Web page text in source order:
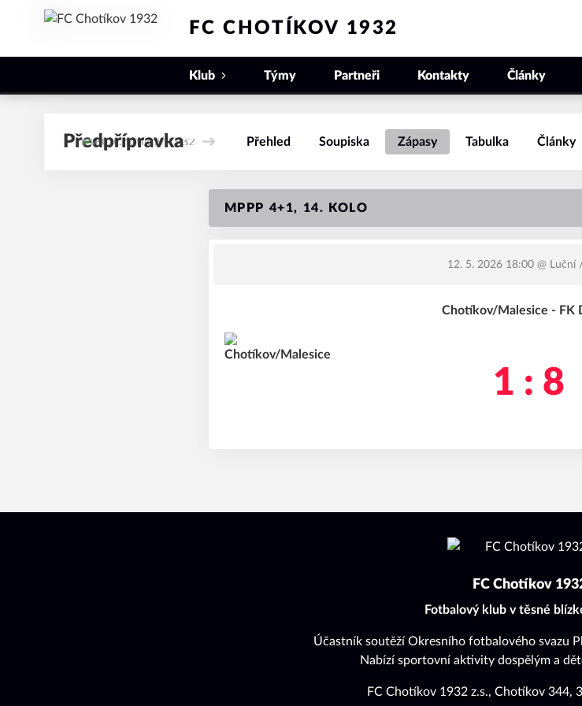
FC CHOTÍKOV 1932
Klub Týmy Partneři Kontakty Články
Předpřípravka Přehled Soupiska Zápasy Tabulka Články
MPPP 4+1, 14. KOLO
12. 5. 2026 18:00@ Luční
Chotíkov/Malesice - FK
1 : 8
FC Chotíkov
Fotbalový klub v těsné
Účastník soutěží Okresního fotbalového svazu
Nabízí sportovní aktivity dospělým a
FC Chotíkov 1932 z.s., Chotíkov 344,